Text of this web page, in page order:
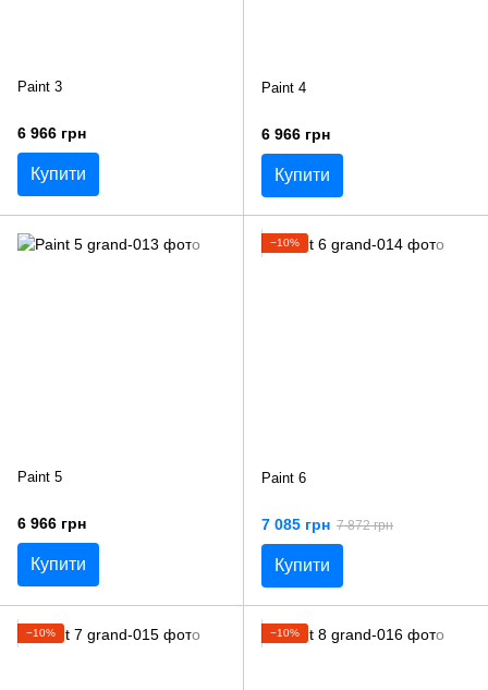
Paint 3
6 966 грн
Купити
Paint 4
6 966 грн
Купити
Paint 5
6 966 грн
Купити
−10%
Paint 6
7 085 грн 7 872 грн
Купити
−10% −10%